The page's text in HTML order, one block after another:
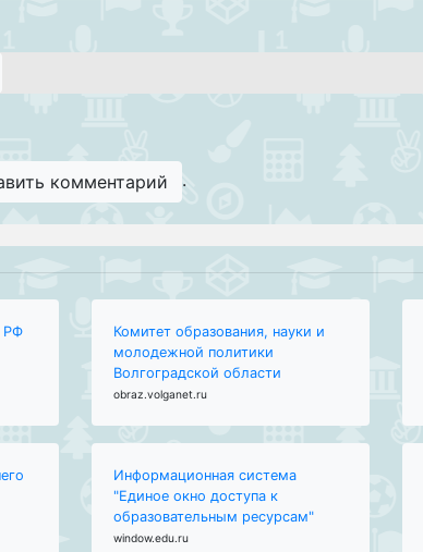
комментарий .
РФ
Комитет образования, науки и
молодежной политики
Волгоградской области
obraz.volganet.ru
Информационная система
"Единое окно доступа к
образовательным ресурсам"
window.edu.ru